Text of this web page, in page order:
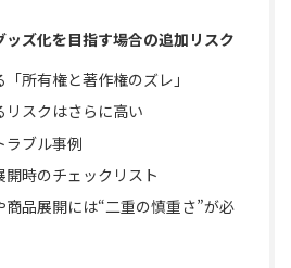
ッズ化を目指す場合の追加リスク
所有権と著作権のズレ」
リスクはさらに高い
ラブル事例
時のチェックリスト
商品展開には“二重の慎重さ”が必